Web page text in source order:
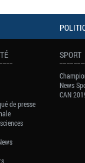
de presse
SPORT
News
CAN